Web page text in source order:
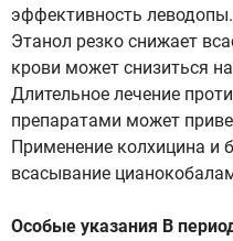
эффективность леводопы.
Этанол резко снижает
крови может снизиться
Длительное лечение
препаратами может
Применение колхицина и
всасывание
Особые указания В